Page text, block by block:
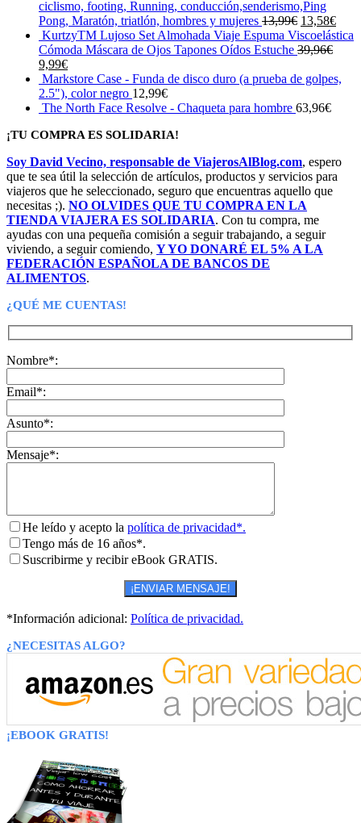
112,14€.85,67€.
ciclismo, footing, Running, conducción,senderismo,Ping
Pong, Maratón, triatlón, hombres y mujeres 13,99€ El
precio
original
13,99€.
13,58€El
KurtzyTM Lujoso Set Almohada Viaje Espuma Viscoelástica
Cómoda Máscara de Ojos Tapones Oídos Estuche 39,96€
El
precio
original
era:
9,99€El
precio
actual
es:
Markstore Case - Funda de disco duro (a prueba de golpes,
2.5"), color negro 12,99€
The North Face Resolve - Chaqueta para hombre 63,96€
¡TU COMPRA ES SOLIDARIA!
Soy David Vecino, responsable de ViajerosAlBlog.com, espero
que te sea útil la selección de artículos, productos y servicios para
viajeros que he seleccionado, seguro que encuentras aquello que
necesitas ;). NO OLVIDES QUE TU COMPRA EN LA
TIENDA VIAJERA ES SOLIDARIA. Con tu compra, me
ayudas con una pequeña comisión a seguir trabajando, a seguir
viviendo, a seguir comiendo, Y YO DONARÉ EL 5% A LA
FEDERACIÓN ESPAÑOLA DE BANCOS DE
ALIMENTOS.
¿QUÉ ME CUENTAS!
Nombre*:
Email*:
Asunto*:
Mensaje*:
He leído y acepto la política de privacidad*.
Tengo más de 16 años*.
Suscribirme y recibir eBook GRATIS.
*Información adicional: Política de privacidad.
¿NECESITAS ALGO?
¡EBOOK GRATIS!